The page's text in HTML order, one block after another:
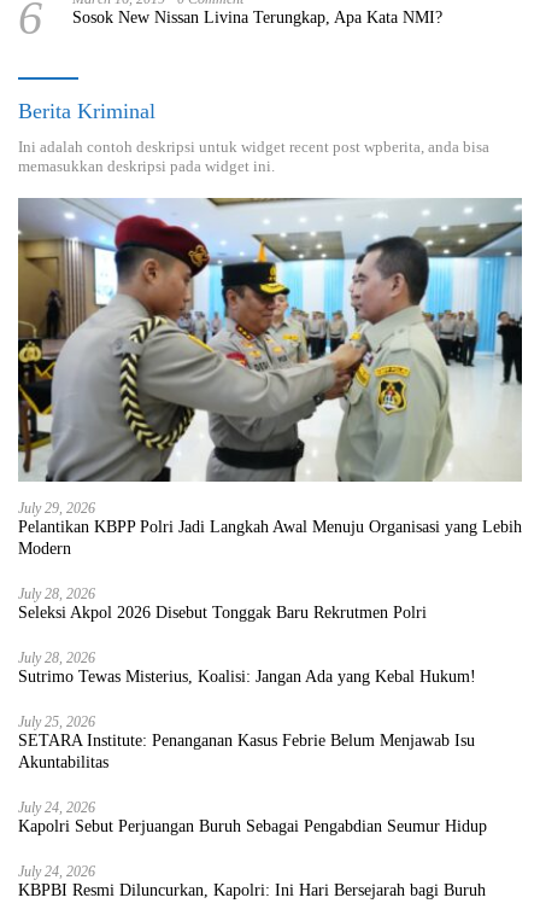
6 Sosok New Nissan Livina Terungkap, Apa Kata NMI?
Berita Kriminal
Ini adalah contoh deskripsi untuk widget recent post wpberita, anda bisa
memasukkan deskripsi pada widget ini.
July 29, 2026
Pelantikan KBPP Polri Jadi Langkah Awal Menuju Organisasi yang Lebih
Modern
July 28, 2026
Seleksi Akpol 2026 Disebut Tonggak Baru Rekrutmen Polri
July 28, 2026
Sutrimo Tewas Misterius, Koalisi: Jangan Ada yang Kebal Hukum!
July 25, 2026
SETARA Institute: Penanganan Kasus Febrie Belum Menjawab Isu
Akuntabilitas
July 24, 2026
Kapolri Sebut Perjuangan Buruh Sebagai Pengabdian Seumur Hidup
July 24, 2026
KBPBI Resmi Diluncurkan, Kapolri: Ini Hari Bersejarah bagi Buruh